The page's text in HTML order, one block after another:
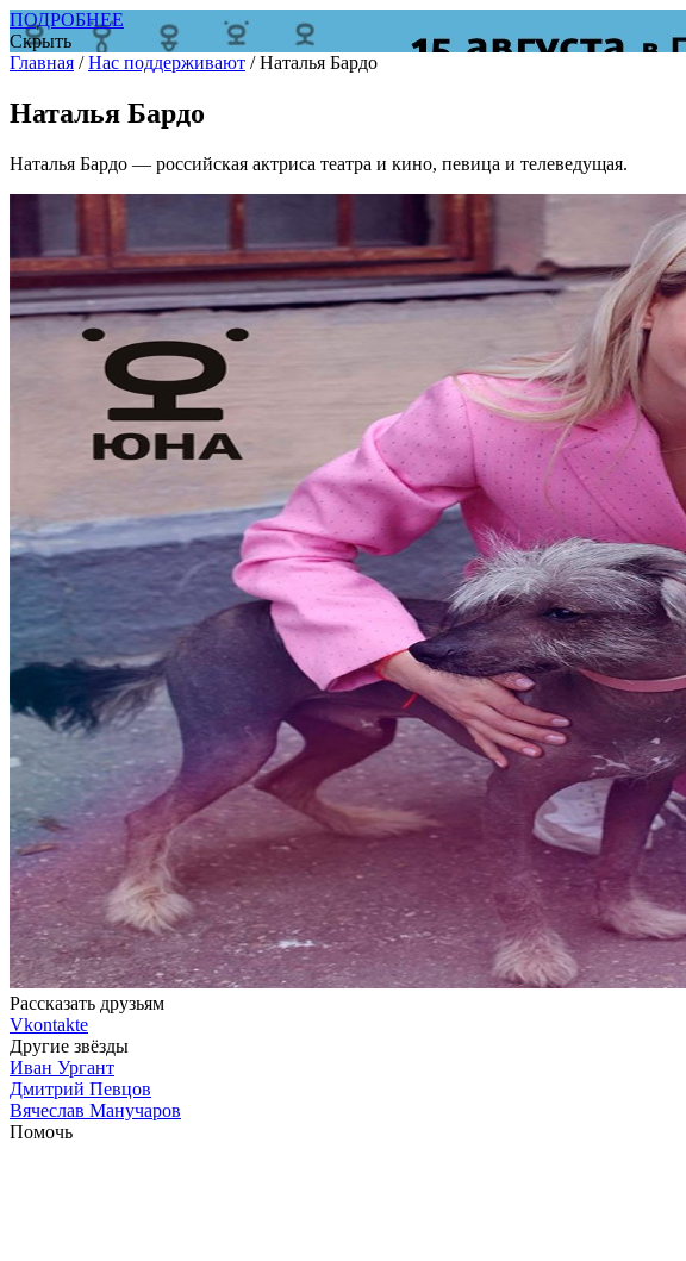
ПОДРОБНЕЕ
Скрыть
Главная / Нас поддерживают / Наталья Бардо
Наталья Бардо
Наталья Бардо — российская актриса театра и кино, певица и телеведущая.
Рассказать друзьям
Vkontakte
Другие звёзды
Иван Ургант
Дмитрий Певцов
Вячеслав Манучаров
Помочь